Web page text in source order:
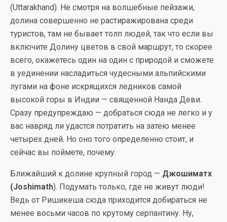
(Uttarakhand). Не смотря на волшебные пейзажи,
долина совершенно не растиражирована среди
туристов, там не бывает толп людей, так что если вы
включите Долину цветов в свой маршрут, то скорее
всего, окажетесь один на один с природой и сможете
в уединении насладиться чудесными альпийскими
лугами на фоне искрящихся ледников самой
высокой горы в Индии — священной Нанда Деви.
Сразу предупреждаю — добраться сюда не легко и у
вас навряд ли удастся потратить на затею менее
четырех дней. Но оно того определенно стоит, и
сейчас вы поймете, почему.
Ближайший к долине крупный город — Джошиматх
(Joshimath). Подумать только, где не живут люди!
Ведь от Ришикеша сюда приходится добираться не
менее восьми часов по крутому серпантину. Ну,